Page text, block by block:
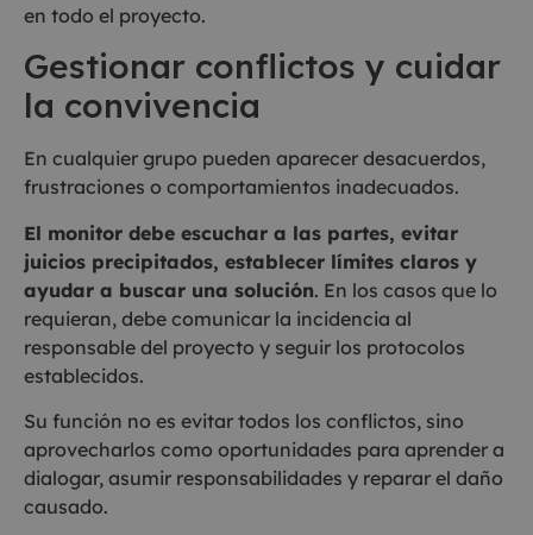
en todo el proyecto.
Gestionar conflictos y cuidar
la convivencia
En cualquier grupo pueden aparecer desacuerdos,
frustraciones o comportamientos inadecuados.
El monitor debe escuchar a las partes, evitar
juicios precipitados, establecer límites claros y
ayudar a buscar una solución. En los casos que lo
requieran, debe comunicar la incidencia al
responsable del proyecto y seguir los protocolos
establecidos.
Su función no es evitar todos los conflictos, sino
aprovecharlos como oportunidades para aprender a
dialogar, asumir responsabilidades y reparar el daño
causado.